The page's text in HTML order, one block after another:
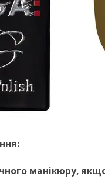
манікюру,